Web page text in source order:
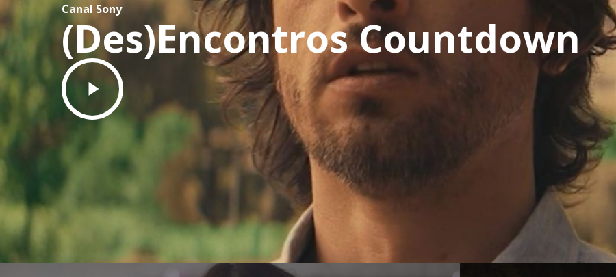
Canal Sony
(Des)Encontros Countdown